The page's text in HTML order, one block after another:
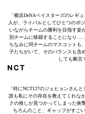
「横浜DeNAベイスターズのレギ
人が、ライバルとしてひとつのポ
いながらチームの勝利を目指す姿
別チームに移籍することになり
ちなみに同チームのマスコットも
子たちがいて、そのバランスも含
しても断言
NCT
「特にNCT127のジェヒョンさん
誰も私にその存在を教えてくれな
クの推しが見つかってしまった衝
ちろんのこと、ギャップがすご